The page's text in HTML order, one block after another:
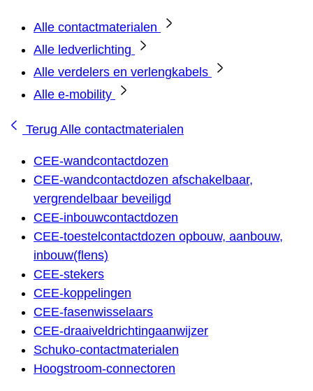
Alle contactmaterialen
Alle ledverlichting
Alle verdelers en verlengkabels
Alle e-mobility
Terug Alle contactmaterialen
CEE-wandcontactdozen
CEE-wandcontactdozen afschakelbaar,
vergrendelbaar beveiligd
CEE-inbouwcontactdozen
CEE-toestelcontactdozen opbouw, aanbouw,
inbouw(flens)
CEE-stekers
CEE-koppelingen
CEE-fasenwisselaars
CEE-draaiveldrichtingaanwijzer
Schuko-contactmaterialen
Hoogstroom-connectoren